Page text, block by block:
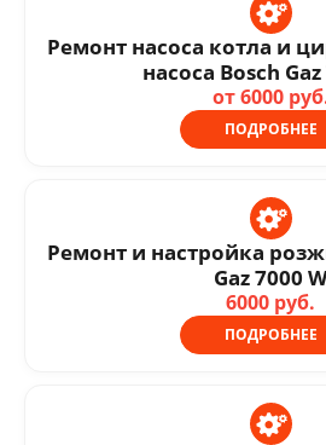
Ремонт насоса котла и
насоса Bosch
от 6000
ПОДРОБНЕЕ
Ремонт и настройка
Gaz 7000 W
6000 руб.
ПОДРОБНЕЕ